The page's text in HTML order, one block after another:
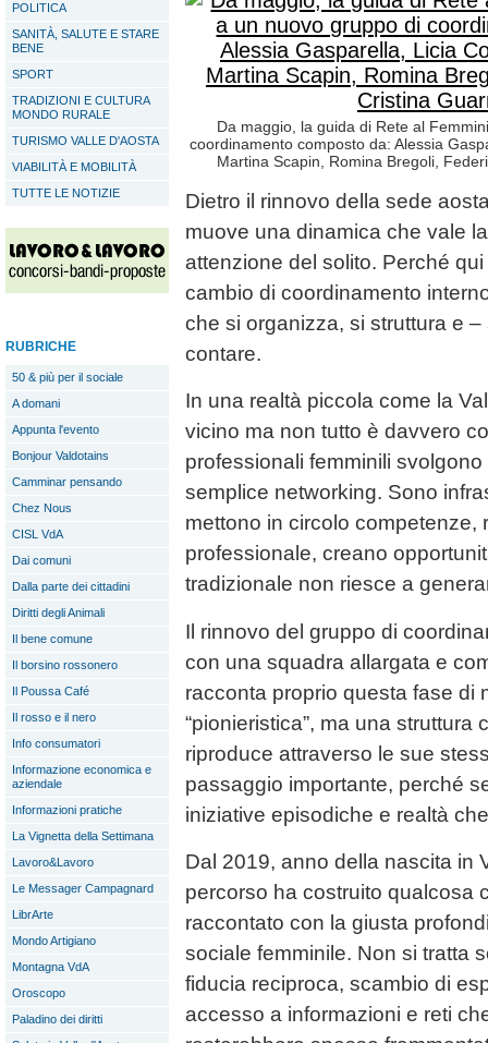
POLITICA
SANITÀ, SALUTE E STARE
BENE
SPORT
TRADIZIONI E CULTURA
MONDO RURALE
TURISMO VALLE D'AOSTA
VIABILITÀ E MOBILITÀ
TUTTE LE NOTIZIE
RUBRICHE
50 & più per il sociale
A domani
Appunta l'evento
Bonjour Valdotains
Camminar pensando
Chez Nous
CISL VdA
Dai comuni
Dalla parte dei cittadini
Diritti degli Animali
Il bene comune
Il borsino rossonero
Il Poussa Café
Il rosso e il nero
Info consumatori
Informazione economica e
aziendale
Informazioni pratiche
La Vignetta della Settimana
Lavoro&Lavoro
Le Messager Campagnard
LibrArte
Mondo Artigiano
Montagna VdA
Oroscopo
Paladino dei diritti
Da maggio, la guida di Rete al
coordinamento composto da: Alessia
Martina Scapin, Romina Bregoli,
Dietro il rinnovo della sede
muove una dinamica che vale
attenzione del solito. Perché
cambio di coordinamento
che si organizza, si struttura e
contare.
In una realtà piccola come la
vicino ma non tutto è davvero
professionali femminili
semplice networking. Sono
mettono in circolo competenze,
professionale, creano
tradizionale non riesce a
Il rinnovo del gruppo di
con una squadra allargata e
racconta proprio questa fase di
“pionieristica”, ma una struttura
riproduce attraverso le sue
passaggio importante, perché
iniziative episodiche e realtà
Dal 2019, anno della nascita in
percorso ha costruito qualcosa
raccontato con la giusta
sociale femminile. Non si tratta
fiducia reciproca, scambio di
accesso a informazioni e reti